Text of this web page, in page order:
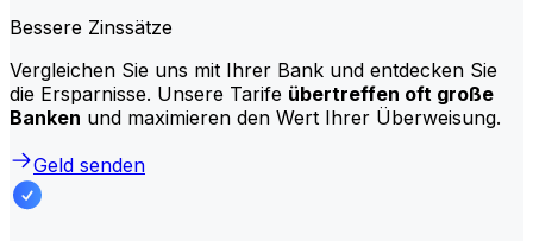
Bessere Zinssätze
Vergleichen Sie uns mit Ihrer Bank und entdecken Sie
die Ersparnisse. Unsere Tarife übertreffen oft große
Banken und maximieren den Wert Ihrer Überweisung.
Geld senden